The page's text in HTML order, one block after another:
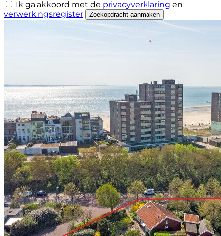
Ik ga akkoord met de privacyverklaring en
verwerkingsregister
Zoekopdracht aanmaken